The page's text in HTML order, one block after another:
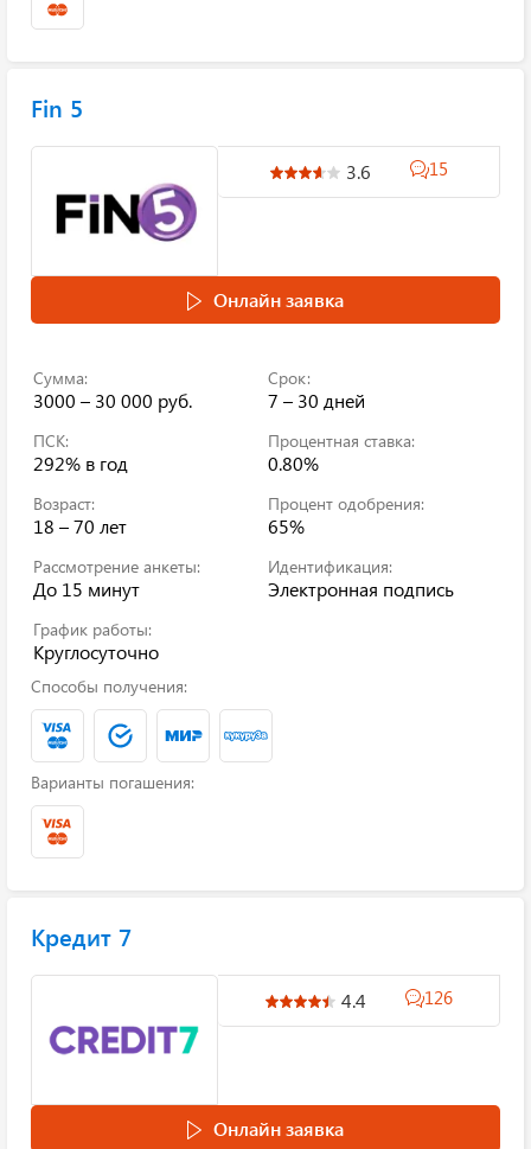
Fin 5
3.6 15
Онлайн заявка
Сумма:
3000 – 30 000 руб.
Срок:
7 – 30 дней
ПСК:
292% в год
Процентная ставка:
0.80%
Возраст:
18 – 70 лет
Процент одобрения:
65%
Рассмотрение анкеты:
До 15 минут
Идентификация:
Электронная подпись
График работы:
Круглосуточно
Способы получения:
Варианты погашения:
Кредит 7
4.4 126
Онлайн заявка